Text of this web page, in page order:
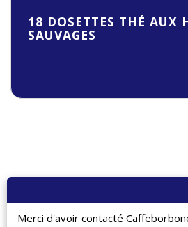
18 DOSETTES THÉ AUX
SAUVAGES
Merci d'avoir contacté